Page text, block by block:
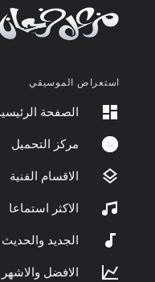
استعراض الموسيقي
الصفحة
مركز التحميل
الاقسام الفنية
الاكثر استماعا
الجديد والحديث
الافضل والاشهر